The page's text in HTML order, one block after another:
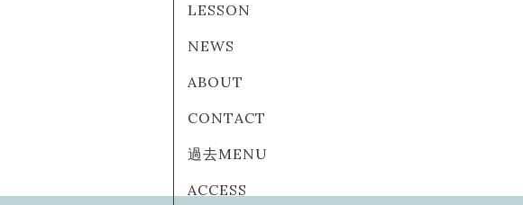
LESSON
NEWS
ABOUT
CONTACT
過去MENU
ACCESS